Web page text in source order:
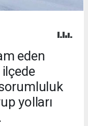
eden
yolları